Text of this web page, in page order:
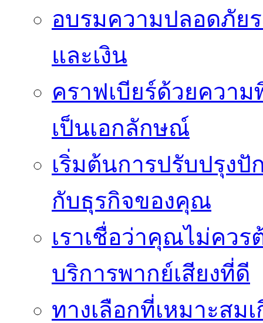
อบรมความปลอดภัย
และเงิน
คราฟเบียร์ด้วยควา
เป็นเอกลักษณ์
เริ่มต้นการปรับปรุง
กับธุรกิจของคุณ
เราเชื่อว่าคุณไม่คว
บริการพากย์เสียงที่ดี
ทางเลือกที่เหมาะสม